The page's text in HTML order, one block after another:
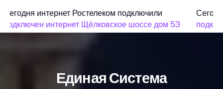
Сегодня интернет Ростелеком подключили
подключен интернет Щёлковское шоссе дом 53
Единая Система